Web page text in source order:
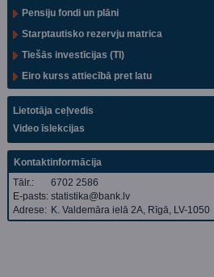
Pensiju fondi un plāni
Starptautisko rezervju matrica
Tiešās investīcijas (TI)
Eiro kurss attiecībā pret latu
Lietotāja ceļvedis
Video īslekcijas
Kontaktinformācija
Tālr.:
6702 2586
E-pasts: statistika@bank.lv
Adrese: K. Valdemāra ielā 2A, Rīgā, LV-1050